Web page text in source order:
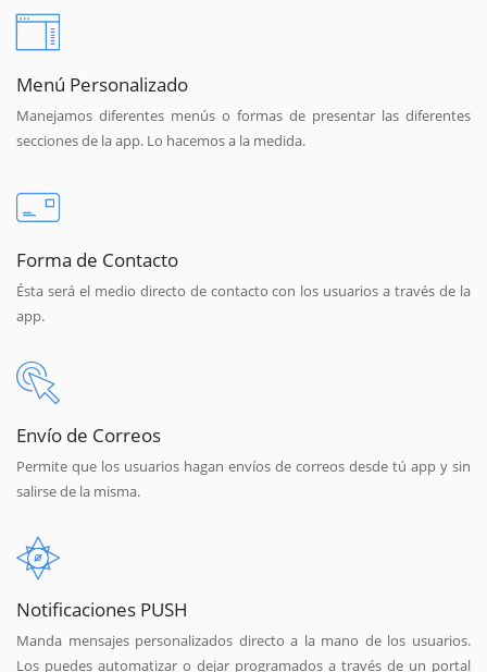
Menú Personalizado
Manejamos diferentes menús o formas de presentar las diferentes
secciones de la app. Lo hacemos a la medida.
Forma de Contacto
Ésta será el medio directo de contacto con los usuarios a través de la
app.
Envío de Correos
Permite que los usuarios hagan envíos de correos desde tú app y sin
salirse de la misma.
Notificaciones PUSH
Manda mensajes personalizados directo a la mano de los usuarios.
Los puedes automatizar o dejar programados a través de un portal